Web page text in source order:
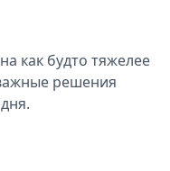
как будто тяжелее
решения